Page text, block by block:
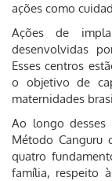
ações como
Ações de
desenvolvidas
Esses centros
o objetivo de
maternidades
Ao longo
Método Canguru
quatro
família, respeito